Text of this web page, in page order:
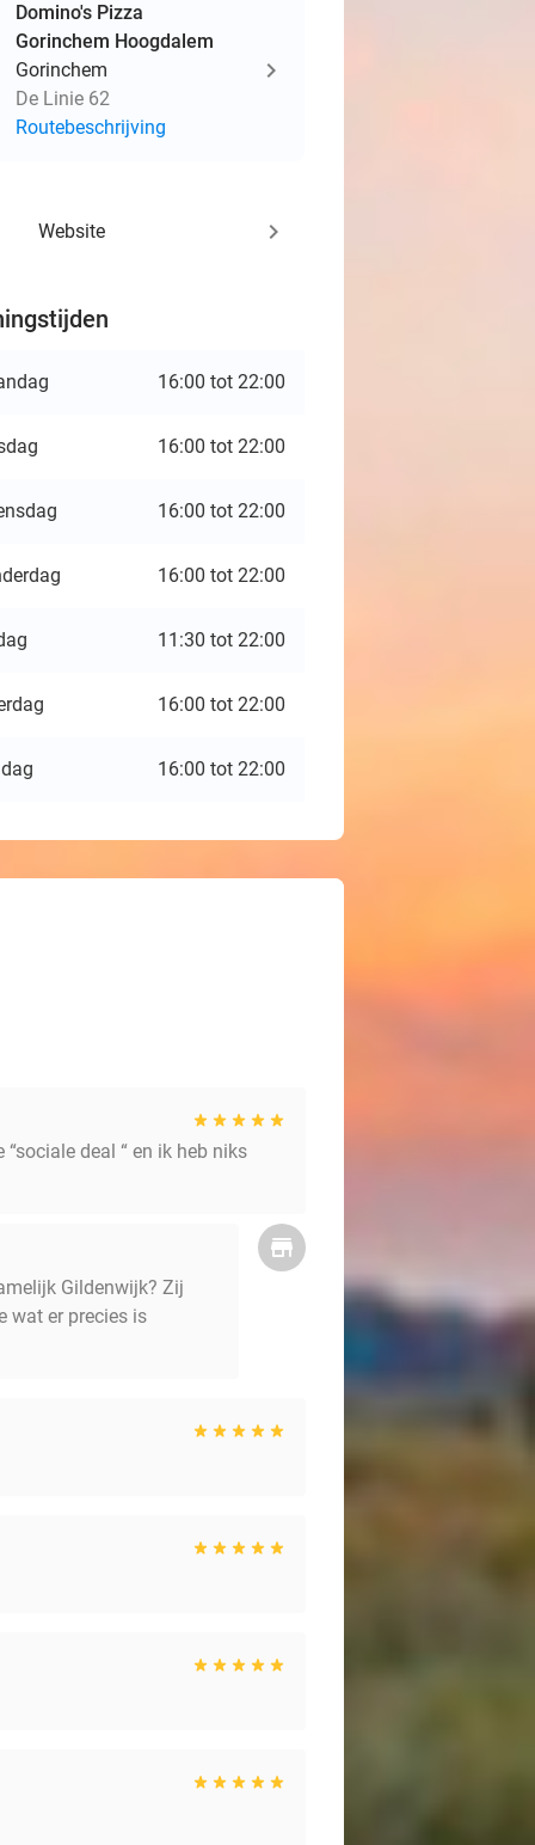
Domino's Pizza
Gorinchem Hoogdalem
Gorinchem
De Linie 62
Routebeschrijving
Website keyboard_arrow_right
16:00 tot 22:00
16:00 tot 22:00
16:00 tot 22:00
16:00 tot 22:00
11:30 tot 22:00
16:00 tot 22:00
16:00 tot 22:00
deal “ en ik heb niks
Gildenwijk? Zij
wat er precies is